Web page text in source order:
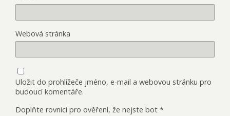
Webová stránka
Uložit do prohlížeče jméno, e-mail a webovou stránku pro
budoucí komentáře.
Doplňte rovnici pro ověření, že nejste bot *